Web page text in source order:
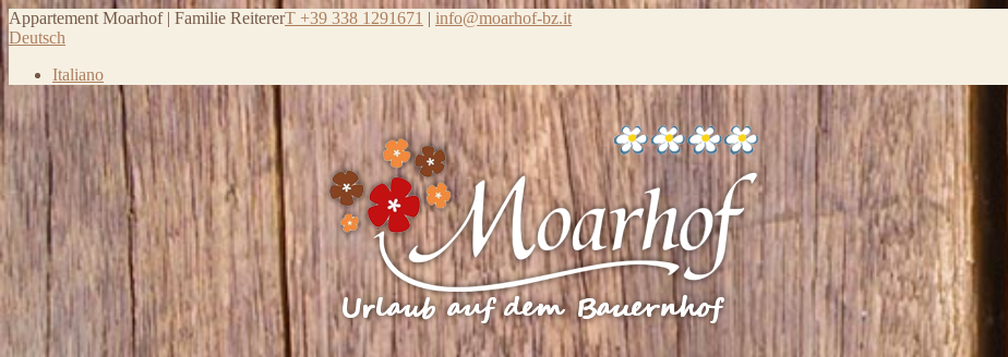
Appartement Moarhof | Familie ReitererT +39 338 1291671 | info@moarhof-bz.it
Deutsch
Italiano